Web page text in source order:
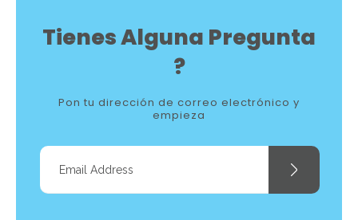
Tienes Alguna Pregunta
?
Pon tu dirección de correo electrónico y
empieza